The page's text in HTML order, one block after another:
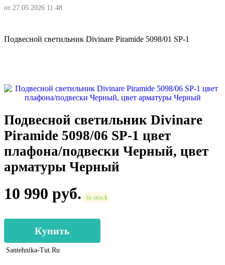
от 27.05.2026 11:48
Подвесной светильник Divinare Piramide 5098/01 SP-1
Подвесной светильник Divinare
Piramide 5098/06 SP-1 цвет
плафона/подвески Черный, цвет
арматуры Черный
10 990 руб. in stock
Купить
Santehnika-Tut.ru